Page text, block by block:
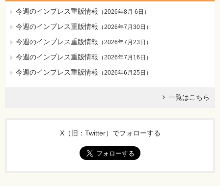
今週のインプレス重版情報 （2026年8月 6日 ）
今週のインプレス重版情報 （2026年7月30日 ）
今週のインプレス重版情報 （2026年7月23日 ）
今週のインプレス重版情報 （2026年7月16日 ）
今週のインプレス重版情報 （2026年6月25日 ）
一覧はこちら
X（旧：Twitter）でフォローする